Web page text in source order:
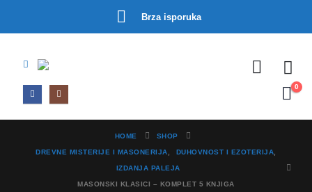
Brza isporuka
0
HOME SHOP
DREVNE MISTERIJE I MASONERIJA, DUHOVNOST I EZOTERIJA,
IZDANJA PALEJA
MASONSKI KLASICI – KOMPLET 5 KNJIGA